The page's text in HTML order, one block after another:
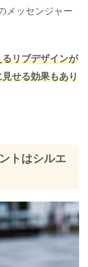
メッセンジャー
リブデザインが
せる効果もあり
トはシルエ